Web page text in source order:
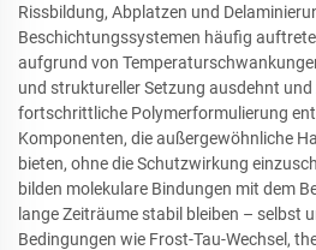
Rissbildung, Abplatzen und
Beschichtungssystemen häufig
aufgrund von
und struktureller Setzung ausdehnt
fortschrittliche Polymerformulierung
Komponenten, die außergewöhnliche
bieten, ohne die Schutzwirkung
bilden molekulare Bindungen mit dem
lange Zeiträume stabil bleiben – selbst
Bedingungen wie Frost-Tau-Wechsel,